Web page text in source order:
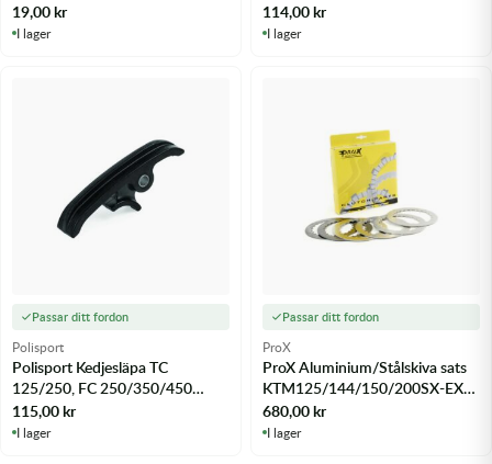
19,00kr
I lager
114,00kr
I lager
Passar ditt fordon
Polisport
Polisport Kedjesläpa TC
125/250, FC 250/350/450
2014-16 black - m.fl.
115,00kr
I lager
Passar ditt fordon
ProX
ProX Aluminium/Stålskiva sats
KTM125/144/150/200SX-EXC
'98-18 - m.fl.
680,00kr
I lager